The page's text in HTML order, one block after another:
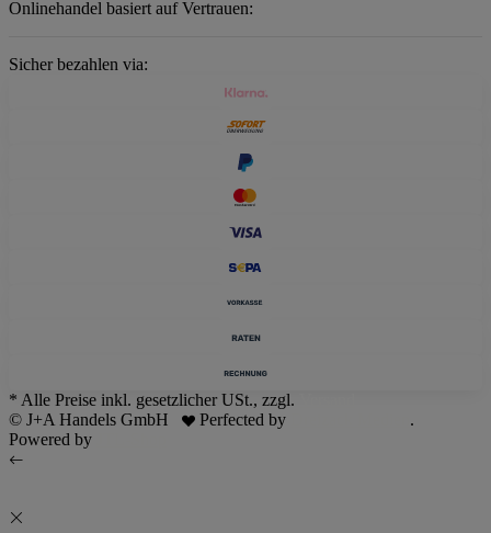
Onlinehandel basiert auf Vertrauen:
Sicher bezahlen via:
* Alle Preise inkl. gesetzlicher USt., zzgl.
© J+A Handels GmbH
Perfected by
.
Powered by